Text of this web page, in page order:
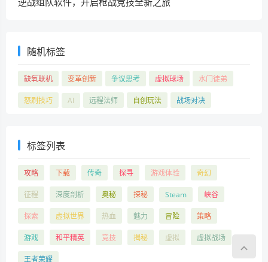
随机标签
缺氧联机 变革创新 争议思考 虚拟球场 水门徒弟
怒刷技巧 AI 远程法师 自创玩法 战场对决
标签列表
攻略 下载 传奇 探寻 游戏体验 奇幻
征程 深度剖析 奥秘 探秘 Steam 峡谷
探索 虚拟世界 热血 魅力 冒险 策略
游戏 和平精英 竞技 揭秘 虚拟 虚拟战场
王者荣耀